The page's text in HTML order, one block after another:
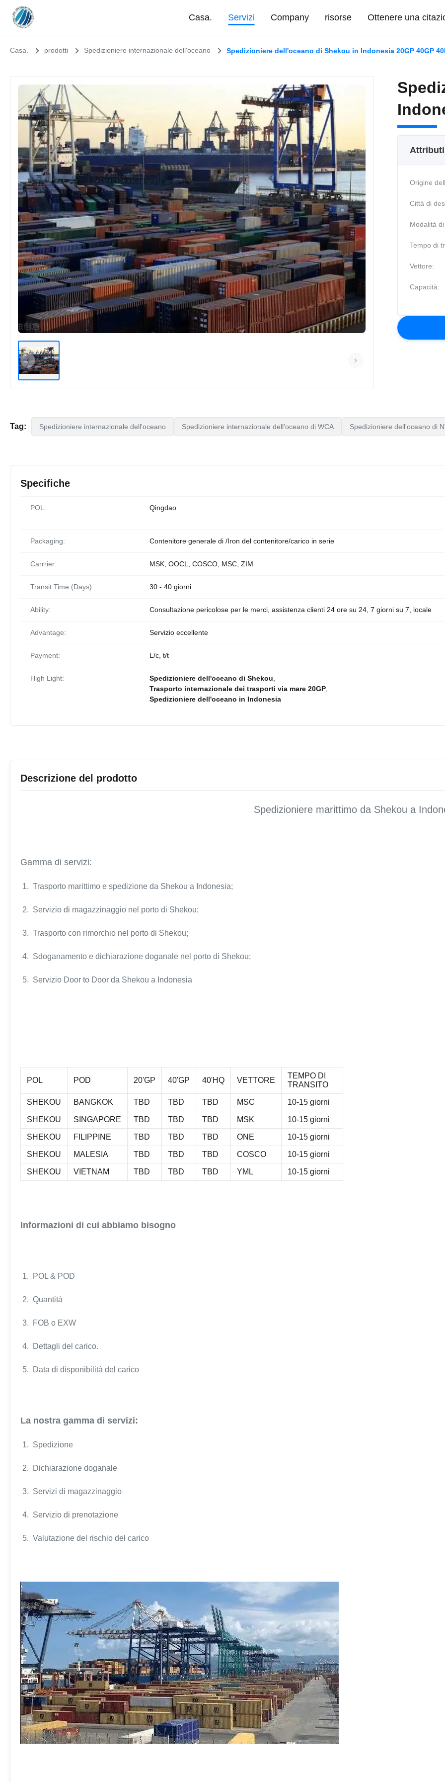
Casa. Servizi Company risorse Ottenere una
Casa. prodotti Spedizioniere internazionale dell'oceano Spedizioniere dell'oceano di Shekou in Indonesia 20GP 40GP
Origine
Città di
Modalità
Tempo di
Vettore:
Capacità:
Tag: Spedizioniere internazionale dell'oceano Spedizioniere internazionale dell'oceano di WCA Spedizioniere dell'oceano di
Specifiche
POL: Qingdao
Packaging: Contenitore generale di /Iron del contenitore/carico in serie
Carrrier: MSK, OOCL, COSCO, MSC, ZIM
Transit Time (Days): 30 - 40 giorni
Ability: Consultazione pericolose per le merci, assistenza clienti 24 ore su 24, 7 giorni su 7, locale
Advantage: Servizio eccellente
Payment: L/c, t/t
High Light: Spedizioniere dell'oceano di Shekou
Trasporto internazionale dei trasporti via mare 20GP
Spedizioniere dell'oceano in Indonesia
Descrizione del prodotto
Spedizioniere marittimo da Shekou a
Gamma di servizi:
1. Trasporto marittimo e spedizione da Shekou a Indonesia;
2. Servizio di magazzinaggio nel porto di Shekou;
3. Trasporto con rimorchio nel porto di Shekou;
4. Sdoganamento e dichiarazione doganale nel porto di Shekou;
5. Servizio Door to Door da Shekou a Indonesia
POL POD 20'GP 40'GP 40'HQ VETTORE
TEMPO DI
TRANSITO
SHEKOU BANGKOK TBD TBD TBD MSC 10-15 giorni
SHEKOU SINGAPORE TBD TBD TBD MSK 10-15 giorni
SHEKOU FILIPPINE TBD TBD TBD ONE 10-15 giorni
SHEKOU MALESIA TBD TBD TBD COSCO 10-15 giorni
SHEKOU VIETNAM TBD TBD TBD YML 10-15 giorni
Informazioni di cui abbiamo bisogno
1. POL & POD
2. Quantità
3. FOB o EXW
4. Dettagli del carico.
5. Data di disponibilità del carico
La nostra gamma di servizi:
1. Spedizione
2. Dichiarazione doganale
3. Servizi di magazzinaggio
4. Servizio di prenotazione
5. Valutazione del rischio del carico